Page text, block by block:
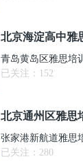
北京海淀高中雅
青岛黄岛区雅思培
已关注： 152
北京通州区雅思
张家港新航道雅思
已关注： 280